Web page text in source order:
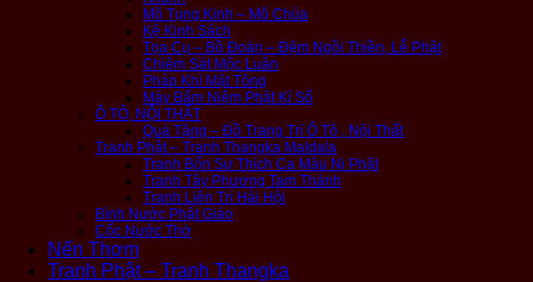
Mõ Tụng Kinh – Mõ Chùa
Kệ Kinh Sách
Tọa Cụ – Bồ Đoàn – Đệm Ngồi Thiền, Lễ Phật
Chiêm Sát Mộc Luân
Pháp Khí Mật Tông
Máy Bấm Niệm Phật Kí Số
Ô TÔ, NỘI THẤT
Quà Tặng – Đồ Trang Trí Ô Tô , Nội Thất
Tranh Phật – Tranh Thangka Maldala
Tranh Bổn Sư Thích Ca Mâu Ni Phật
Tranh Tây Phương Tam Thánh
Tranh Liên Trì Hải Hội
Bình Nước Phật Giáo
Cốc Nước Thờ
Nến Thơm
Tranh Phật – Tranh Thangka